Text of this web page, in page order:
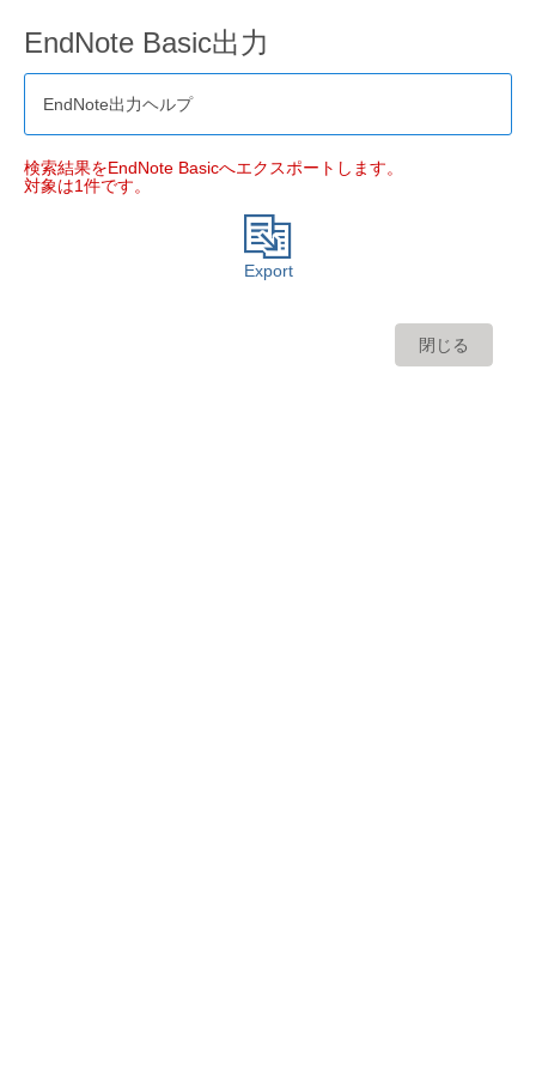
EndNote Basic出力
EndNote出力ヘルプ
検索結果をEndNote Basicへエクスポートします。
対象は1件です。
Export